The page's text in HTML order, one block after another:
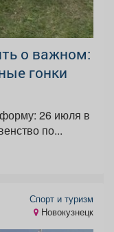
о важном:
гонки
26 июля в
по...
Спорт и туризм
Новокузнецк